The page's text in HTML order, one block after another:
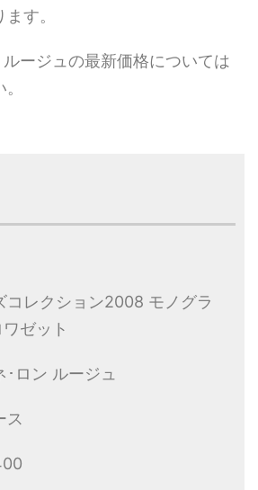
す。
ージュの最新価格については
レクション2008 モノグラ
ゼット
ロン ルージュ
ス